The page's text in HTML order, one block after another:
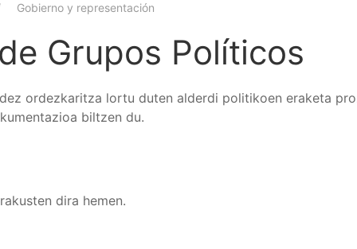
Gobierno y representación
Grupos Políticos
ordezkaritza lortu duten alderdi politikoen eraketa
biltzen du.
dira hemen.